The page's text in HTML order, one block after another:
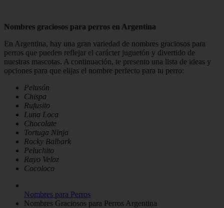
Nombres graciosos para perros en Argentina
En Argentina, hay una gran variedad de nombres graciosos para
perros que pueden reflejar el carácter juguetón y divertido de
nuestras mascotas. A continuación, te presento una lista de ideas y
opciones para que elijas el nombre perfecto para tu perro:
Pelusón
Chispa
Rufusito
Luna Loca
Chocolate
Tortuga Ninja
Rocky Balbark
Peluchito
Rayo Veloz
Cocoloco
Nombres para Perros
Nombres Graciosos para Perros Argentina